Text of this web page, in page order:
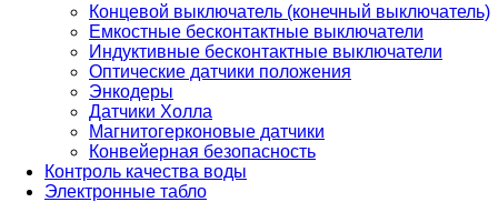
Концевой выключатель (конечный выключатель)
Емкостные бесконтактные выключатели
Индуктивные бесконтактные выключатели
Оптические датчики положения
Энкодеры
Датчики Холла
Магнитогерконовые датчики
Конвейерная безопасность
Контроль качества воды
Электронные табло